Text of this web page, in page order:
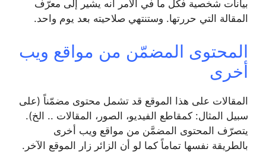
بيانات شخصية فكل ما في الأمر أنه يشير إلى معرّف
المقالة التي حررتها. وستنتهي صلاحيته بعد يوم واحد.
المحتوى المضمّن من مواقع ويب
أخرى
المقالات على هذا الموقع قد تشمل محتوى مضمّناً (على
سبيل المثال: كمقاطع الفيديو، الصور، المقالات .. الخ).
يتصرّف المحتوى المضمَّن من مواقع ويب أخرى
بالطريقة نفسها تماماً كما لو أن الزائر زار الموقع الآخر.